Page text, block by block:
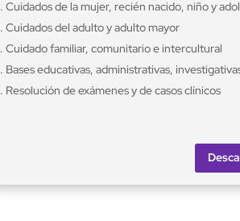
Cuidados de la mujer, recién nacido, niño y
Cuidados del adulto y adulto mayor
Cuidado familiar, comunitario e intercultural
Bases educativas, administrativas,
Resolución de exámenes y de casos clínicos